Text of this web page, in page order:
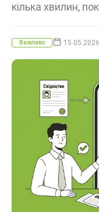
кілька хвилин,
Важливо 15.05.2026